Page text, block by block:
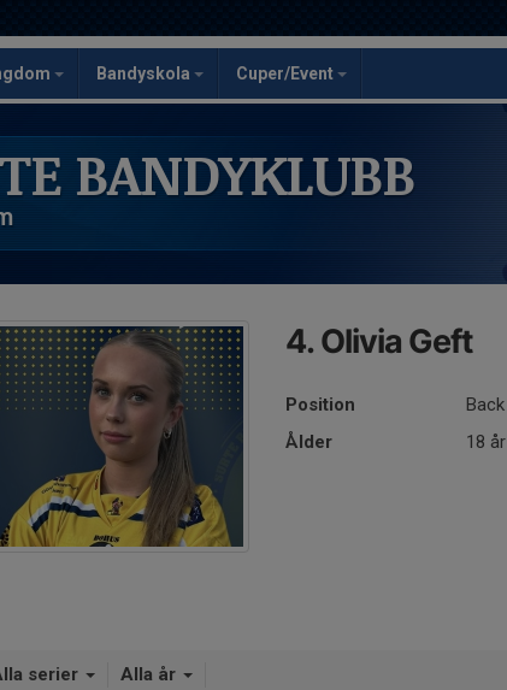
Bandyskola Cuper/Event
BANDYKLUBB
4. Olivia Geft
Position
Back
Ålder
18 år
serier Alla år